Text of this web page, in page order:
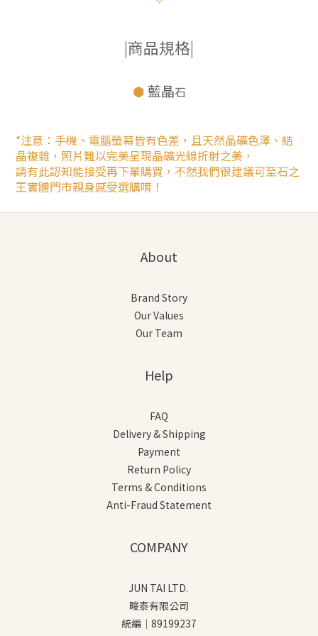
|商品規格|
⬢藍晶石
*注意：手機、電腦螢幕皆有色差，且天然晶礦色澤、結
晶複雜，照片難以完美呈現晶礦光線折射之美，
請有此認知能接受再下單購買，不然我們很建議可至石之
王實體門市親身感受選購唷！
About
Brand Story
Our Values
Our Team
Help
FAQ
Delivery & Shipping
Payment
Return Policy
Terms & Conditions
Anti-Fraud Statement
COMPANY
JUN TAI LTD.
畯泰有限公司
統編｜89199237